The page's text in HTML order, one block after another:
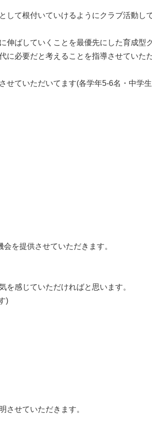
て根付いていけるようにクラブ活動し
ばしていくことを最優先にした育成型
必要だと考えることを指導させていた
ていただいてます(各学年5-6名・中学
を提供させていただきます。
を感じていただければと思います。
)
せていただきます。